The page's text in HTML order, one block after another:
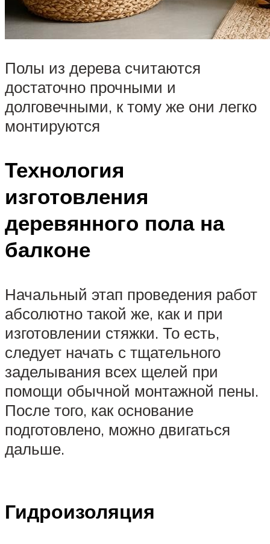
Полы из дерева считаются
достаточно прочными и
долговечными, к тому же они легко
монтируются
Технология
изготовления
деревянного пола на
балконе
Начальный этап проведения работ
абсолютно такой же, как и при
изготовлении стяжки. То есть,
следует начать с тщательного
заделывания всех щелей при
помощи обычной монтажной пены.
После того, как основание
подготовлено, можно двигаться
дальше.
Гидроизоляция